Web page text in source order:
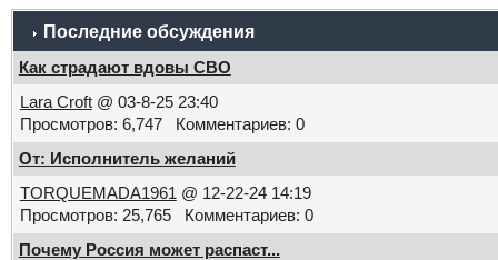
Последние обсуждения
Как страдают вдовы СВО
Lara Croft@ 03-8-25 23:40
Просмотров: 6,747 Комментариев: 0
От: Исполнитель желаний
TORQUEMADA1961 @ 12-22-24 14:19
Просмотров: 25,765 Комментариев: 0
Почему Россия может распаст...